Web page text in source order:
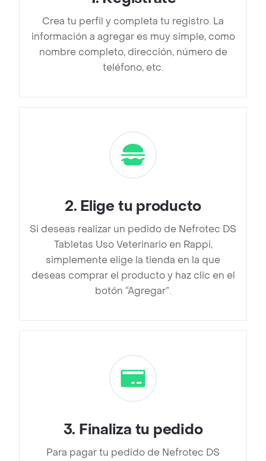
Crea tu perfil y completa tu registro. La
información a agregar es muy simple, como
nombre completo, dirección, número de
teléfono, etc.
2. Elige tu producto
Si deseas realizar un pedido de Nefrotec DS
Tabletas Uso Veterinario en Rappi,
simplemente elige la tienda en la que
deseas comprar el producto y haz clic en el
botón “Agregar”.
3. Finaliza tu pedido
Para pagar tu pedido de Nefrotec DS